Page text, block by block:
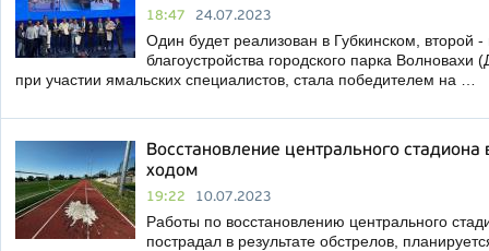
18:47 24.07.2023
Один будет реализован в Губкинском, второй
благоустройства городского парка
при участии ямальских специалистов, стала победителем на …
Восстановление центрального
ходом
19:22 10.07.2023
Работы по восстановлению центрального
пострадал в результате обстрелов,